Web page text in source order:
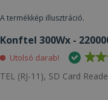
A termékkép illusztráció.
Konftel 300Wx -
Utolsó darab!
TEL (RJ-11), SD Card